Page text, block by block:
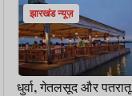
झारखंड न्यूज़
धुर्वा, गेतलसूद और